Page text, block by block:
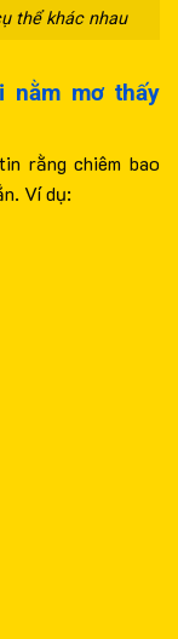
thể khác nhau
nằm mơ thấy
rằng chiêm bao
Ví dụ: